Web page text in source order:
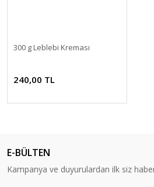
300 g Leblebi Kreması
240,00 TL
E-BÜLTEN
Kampanya ve duyurulardan ilk siz